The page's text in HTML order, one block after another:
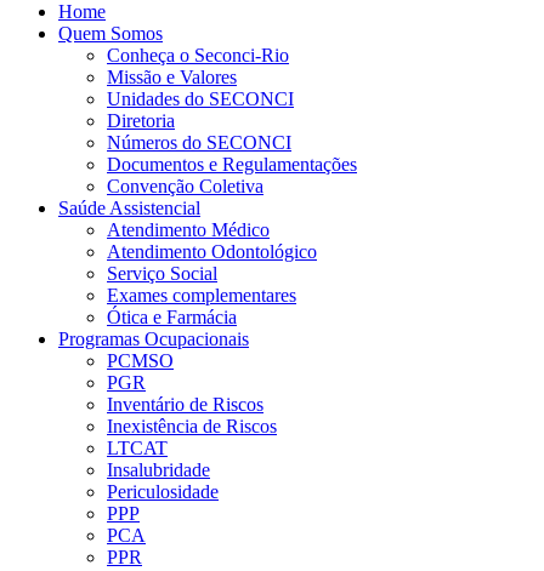
Home
Quem Somos
Conheça o Seconci-Rio
Missão e Valores
Unidades do SECONCI
Diretoria
Números do SECONCI
Documentos e Regulamentações
Convenção Coletiva
Saúde Assistencial
Atendimento Médico
Atendimento Odontológico
Serviço Social
Exames complementares
Ótica e Farmácia
Programas Ocupacionais
PCMSO
PGR
Inventário de Riscos
Inexistência de Riscos
LTCAT
Insalubridade
Periculosidade
PPP
PCA
PPR